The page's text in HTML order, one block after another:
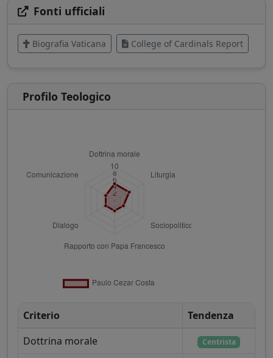
Fonti ufficiali
Biografia Vaticana College of Cardinals Report
Profilo Teologico
Criterio
Tendenza
Dottrina morale
Centrista